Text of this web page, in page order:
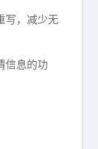
写，减少无
信息的功